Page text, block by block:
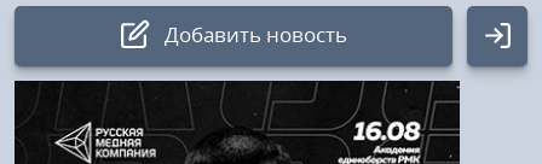
Добавить новость
Авторизация